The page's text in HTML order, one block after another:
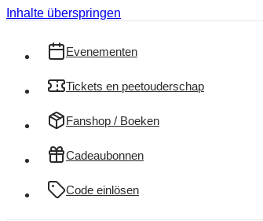
Inhalte überspringen
Evenementen
Tickets en peetouderschap
Fanshop / Boeken
Cadeaubonnen
Code einlösen